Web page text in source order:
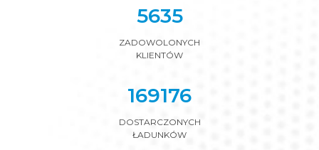
6348
ZADOWOLONYCH
KLIENTÓW
190586
DOSTARCZONYCH
ŁADUNKÓW